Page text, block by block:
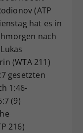
(ATP
hat es in
nach
(WTA 211)
gesetzten
1:46-
(9)
216)
Ihre Consent-
anderem eine
für die
Ihrer
falls der
eingestellt